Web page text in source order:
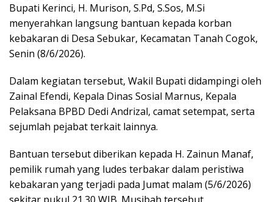
Bupati Kerinci, H. Murison, S.Pd, S.Sos, M.Si
menyerahkan langsung bantuan kepada korban
kebakaran di Desa Sebukar, Kecamatan Tanah Cogok,
Senin (8/6/2026).
Dalam kegiatan tersebut, Wakil Bupati didampingi oleh
Zainal Efendi, Kepala Dinas Sosial Marnus, Kepala
Pelaksana BPBD Dedi Andrizal, camat setempat, serta
sejumlah pejabat terkait lainnya.
Bantuan tersebut diberikan kepada H. Zainun Manaf,
pemilik rumah yang ludes terbakar dalam peristiwa
kebakaran yang terjadi pada Jumat malam (5/6/2026)